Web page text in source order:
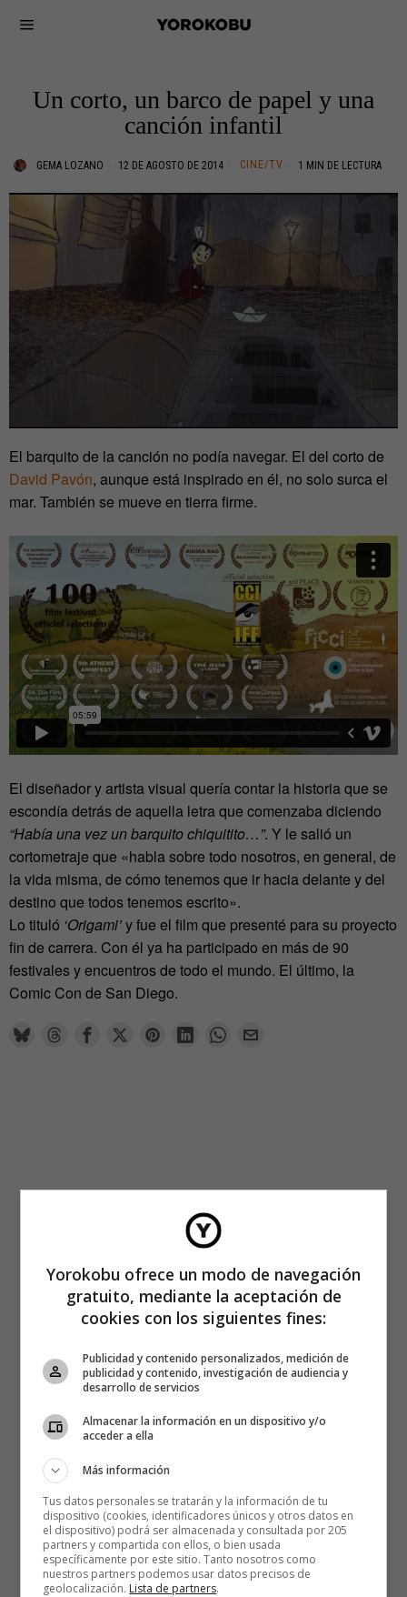
Un corto, un barco de papel y una
canción infantil
GEMA LOZANO 12 DE AGOSTO DE 2014 CINE/TV 1 MIN DE LECTURA
El barquito de la canción no podía navegar. El del corto de
David Pavón, aunque está inspirado en él, no solo surca el
mar. También se mueve en tierra firme.
El diseñador y artista visual quería contar la historia que se
escondía detrás de aquella letra que comenzaba diciendo
“Había una vez un barquito chiquitito…”. Y le salió un
cortometraje que «habla sobre todo nosotros, en general, de
la vida misma, de cómo tenemos que ir hacia delante y del
destino que todos tenemos escrito».
Lo tituló ‘Origami’y fue el film que presenté para su proyecto
fin de carrera. Con él ya ha participado en más de 90
festivales y encuentros de todo el mundo. El último, la
Comic Con de San Diego.
Yorokobu ofrece un modo de navegación
gratuito, mediante la aceptación de
cookies con los siguientes fines:
Publicidad y contenido personalizados, medición de
publicidad y contenido, investigación de audiencia y
desarrollo de servicios
Almacenar la información en un dispositivo y/o
acceder a ella
Más información
Tus datos personales se tratarán y la información de tu
dispositivo (cookies, identificadores únicos y otros datos en
el dispositivo) podrá ser almacenada y consultada por 205
partners y compartida con ellos, o bien usada
específicamente por este sitio. Tanto nosotros como
nuestros partners podemos usar datos precisos de
geolocalización. Lista de partners.